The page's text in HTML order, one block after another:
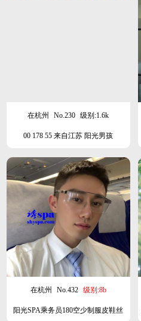
在杭州 No.230 级别:1.6k
00 178 55 来自江苏 阳光男孩
在杭州 No.432 级别:8b
阳光SPA乘务员180空少制服皮鞋丝